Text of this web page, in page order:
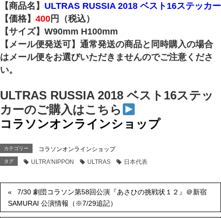
【商品名】 ULTRAS RUSSIA 2018 ベスト16ステッカー
【価格】 400 円（税込）
【サイズ】W90mm H100mm
【メール便発送可】通常発送の商品と同時購入の場合
はメール便をお選びいただきませんのでご注意くださ
い。
ULTRAS RUSSIA 2018 ベスト16ステッ
カーのご購入はこちら
コラソンオンラインショップ
カテゴリー コラソンオンラインショップ
タグ ULTRA'NIPPON ULTRAS 日本代表
7/30 劇団コラソン第58回公演『あさひの挑戦状１２』＠新宿
SAMURAI 公演情報（※7/29追記）